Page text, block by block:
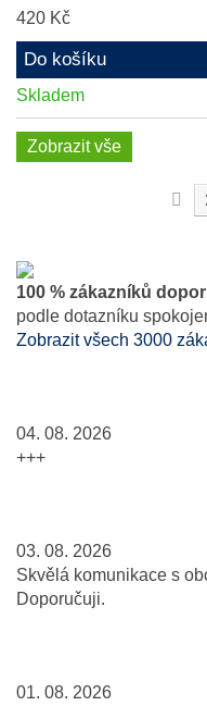
420 Kč
Do košíku
Skladem
Zobrazit vše
100 % zákazníků
podle dotazníku
Zobrazit všech 3000
04. 08. 2026
+++
03. 08. 2026
Skvělá komunikace s
Doporučuji.
01. 08. 2026